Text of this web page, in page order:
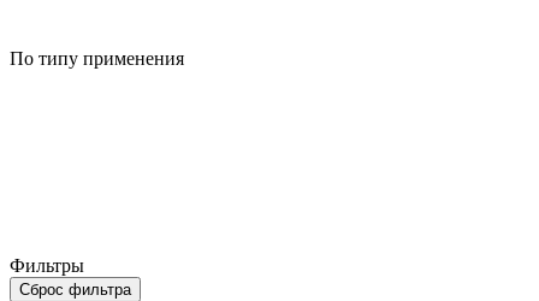
По типу применения
Фильтры
Сброс фильтра